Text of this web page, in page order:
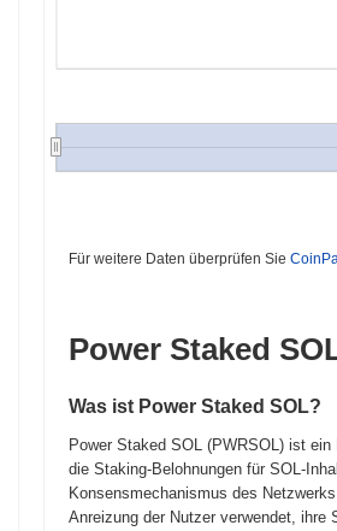
Für weitere Daten überprüfen Sie
Power Staked
Was ist Power Staked SOL?
Power Staked SOL (PWRSOL) ist
die Staking-Belohnungen für SOL-
Konsensmechanismus des
Anreizung der Nutzer verwendet,